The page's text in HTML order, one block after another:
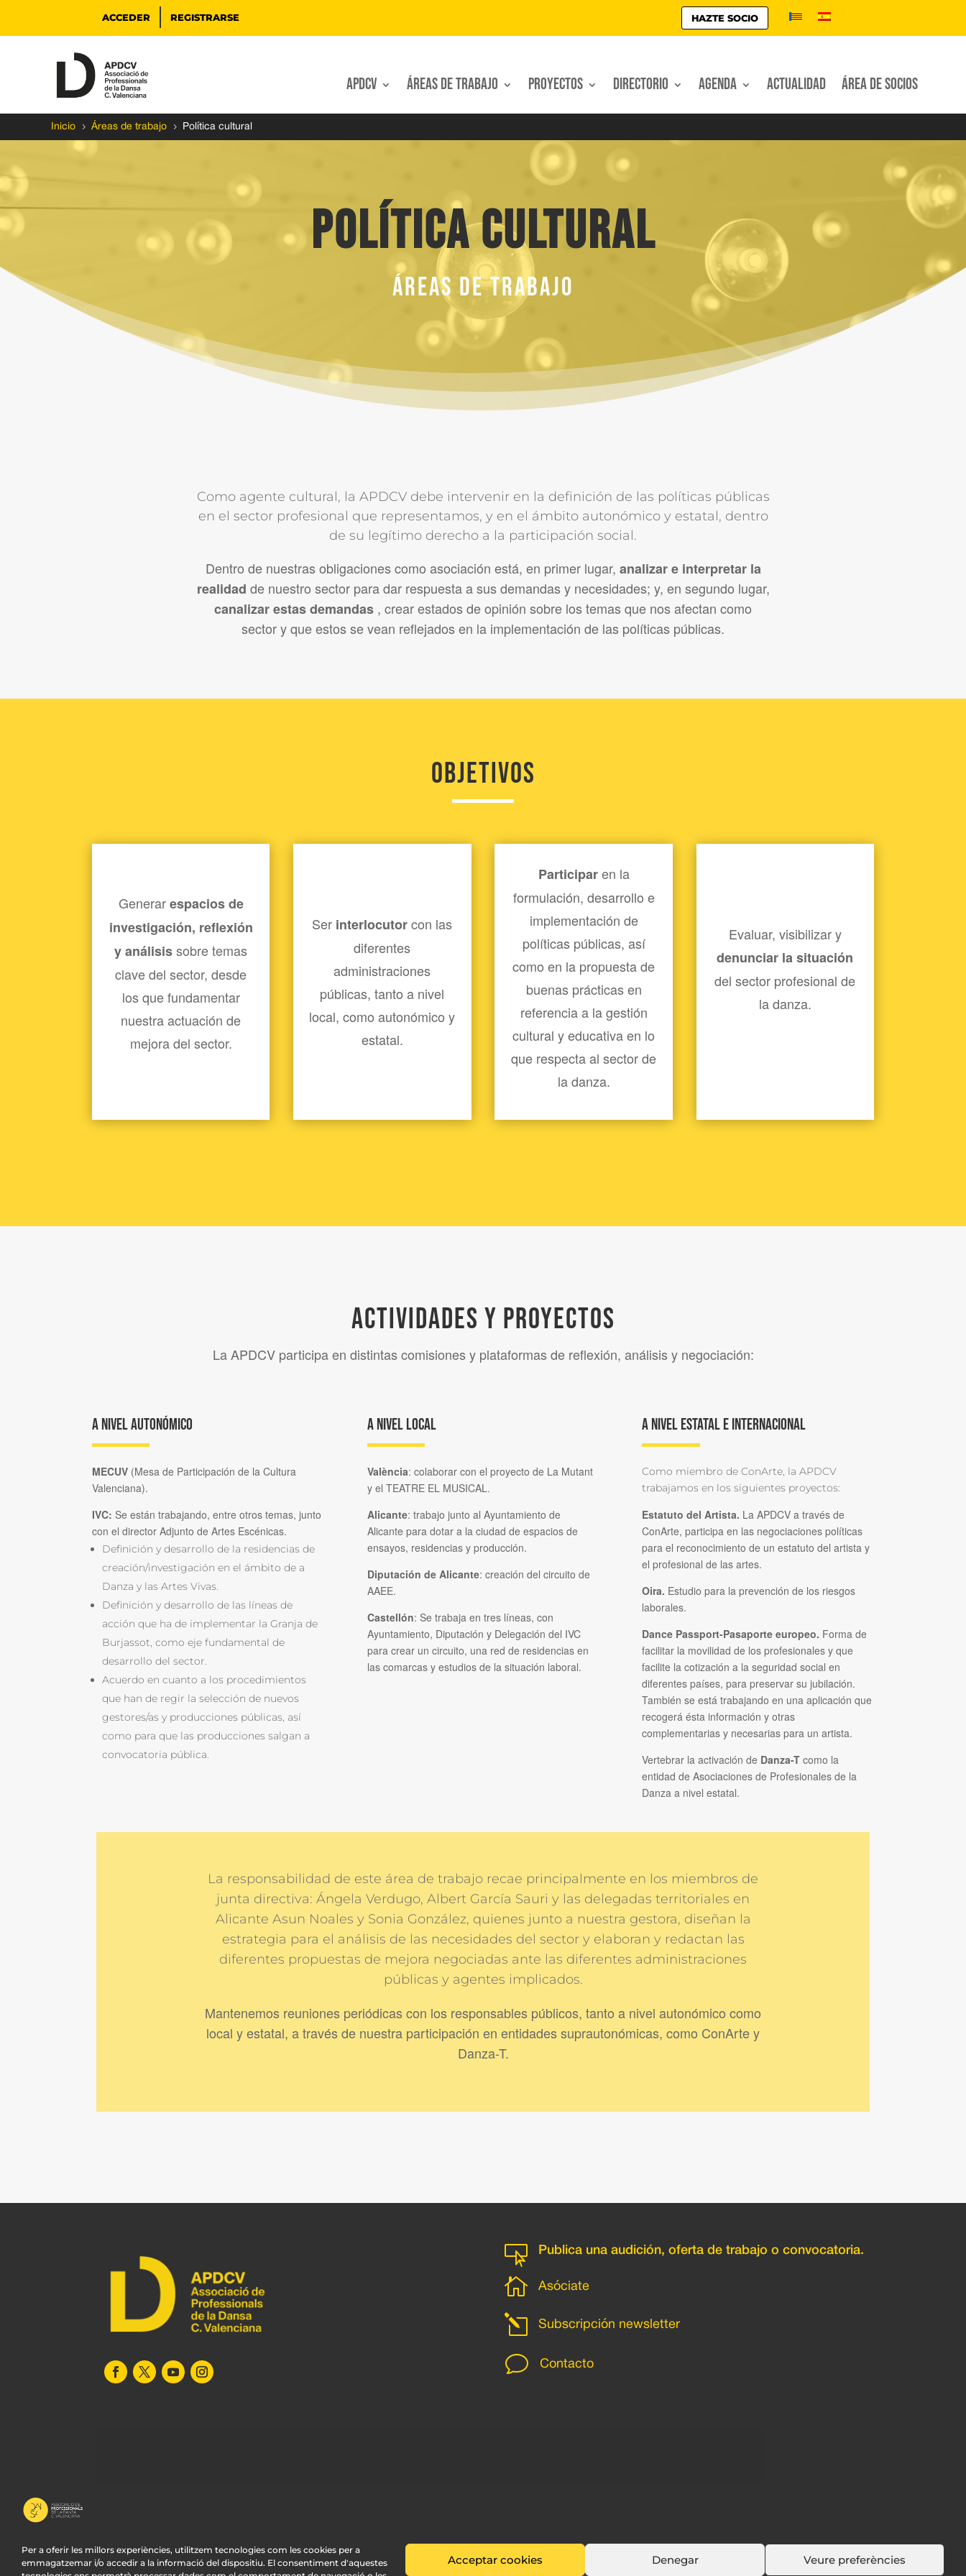
Per a oferir les millors experiències, utilitzem tecnologies com les cookies per a
emmagatzemar i/o accedir a la informació del dispositiu. El consentiment d'aquestes
Acceptar cookies Denegar Veure preferències
ACCEDER REGISTRARSE HAZTE SOCIO
APDCV Áreas de trabajo Proyectos Directorio Agenda Actualidad Área de socios
Inicio 5 Áreas de trabajo 5 Política cultural
Política cultural
ÁREAS DE TRABAJO
Como agente cultural, la APDCV debe intervenir en la definición de las políticas públicas
en el sector profesional que representamos, y en el ámbito autonómico y estatal, dentro
de su legítimo derecho a la participación social.
Dentro de nuestras obligaciones como asociación está, en primer lugar, analizar e interpretar la
realidad de nuestro sector para dar respuesta a sus demandas y necesidades; y, en segundo lugar,
canalizar estas demandas , crear estados de opinión sobre los temas que nos afectan como
sector y que estos se vean reflejados en la implementación de las políticas públicas.
objetivos
Generarespacios de
investigación, reflexión
y análisissobre temas
clave del sector, desde
los que fundamentar
nuestra actuación de
mejora del sector.
Ser interlocutorcon las
diferentes
administraciones
públicas, tanto a nivel
local, como autonómico y
estatal.
Participaren la
formulación, desarrollo e
implementación de
políticas públicas, así
como en la propuesta de
buenas prácticas en
referencia a la gestión
cultural y educativa en lo
que respecta al sector de
la danza.
Evaluar, visibilizar y
denunciar la situación
del sector profesional de
la danza.
Actividades y proyectos
La APDCV participa en distintas comisiones y plataformas de reflexión, análisis y negociación:
A nivel autonómico
MECUV(Mesa de Participación de la Cultura
Valenciana).
IVC: Se están trabajando, entre otros temas, junto
con el director Adjunto de Artes Escénicas.
Definición y desarrollo de la residencias de
creación/investigación en el ámbito de a
Danza y las Artes Vivas.
Definición y desarrollo de las líneas de
acción que ha de implementar la Granja de
Burjassot, como eje fundamental de
desarrollo del sector.
Acuerdo en cuanto a los procedimientos
que han de regir la selección de nuevos
gestores/as y producciones públicas, así
como para que las producciones salgan a
convocatoria pública.
A nivel local
València: colaborar con el proyecto de La Mutant
y el TEATRE EL MUSICAL.
Alicante: trabajo junto al Ayuntamiento de
Alicante para dotar a la ciudad de espacios de
ensayos, residencias y producción.
Diputación de Alicante: creación del circuito de
AAEE.
Castellón: Se trabaja en tres líneas, con
Ayuntamiento, Diputación y Delegación del IVC
para crear un circuito, una red de residencias en
las comarcas y estudios de la situación laboral.
A nivel estatal e internacional
Como miembro de ConArte, la APDCV
trabajamos en los siguientes proyectos:
Estatuto del Artista. La APDCV a través de
ConArte, participa en las negociaciones políticas
para el reconocimiento de un estatuto del artista y
el profesional de las artes.
Oira. Estudio para la prevención de los riesgos
laborales.
Dance Passport-Pasaporte europeo. Forma de
facilitar la movilidad de los profesionales y que
facilite la cotización a la seguridad social en
diferentes países, para preservar su jubilación.
También se está trabajando en una aplicación que
recogerá ésta información y otras
complementarias y necesarias para un artista.
Vertebrar la activación de Danza-T como la
entidad de Asociaciones de Profesionales de la
Danza a nivel estatal.
La responsabilidad de este área de trabajo recae principalmente en los miembros de
junta directiva: Ángela Verdugo, Albert García Sauri y las delegadas territoriales en
Alicante Asun Noales y Sonia González, quienes junto a nuestra gestora, diseñan la
estrategia para el análisis de las necesidades del sector y elaboran y redactan las
diferentes propuestas de mejora negociadas ante las diferentes administraciones
públicas y agentes implicados.
Mantenemos reuniones periódicas con los responsables públicos, tanto a nivel autonómico como
local y estatal, a través de nuestra participación en entidades suprautonómicas, como ConArte y
Danza-T.
 Publica una audición, oferta de trabajo o convocatoria.
 Asóciate
l Subscripción newsletter
v Contacto